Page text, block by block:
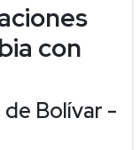
con
Bolívar -